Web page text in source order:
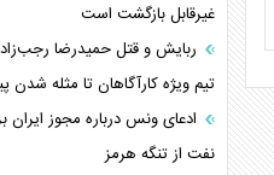
غیرقابل بازگشت است
ربایش و قتل حمیدرضا
تیم ویژه کارآگاهان تا مثله شدن
ادعای ونس درباره مجوز ایران
نفت از تنگه هرمز